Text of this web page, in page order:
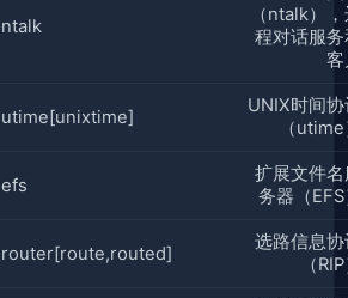
ntalk
（ntalk）
程对话服务
客
utime[unixtime]
UNIX时间
（
efs
扩展文件名
务器（
router[route,routed]
选路信息协
（